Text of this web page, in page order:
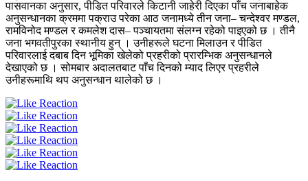
पासवानका अनुसार, पीडित परिवारले किटानी जाहेरी दिएका पाँच जनाबाहेक
अनुसन्धानका क्रममा पक्राउ परेका आठ जनामध्ये तीन जना– चन्देश्वर मण्डल,
रामविनोद मण्डल र कमलेश दास– पञ्चायतमा संलग्न रहेको पाइएको छ । तीनै
जना भगवतीपुरका स्थानीय हुन् । उनीहरूले घटना मिलाउन र पीडित
परिवारलाई दबाब दिन भूमिका खेलेको प्रहरीको प्रारम्भिक अनुसन्धानले
देखाएको छ । सोमबार अदालतबाट पाँच दिनको म्याद लिएर प्रहरीले
उनीहरूमाथि थप अनुसन्धान थालेको छ ।